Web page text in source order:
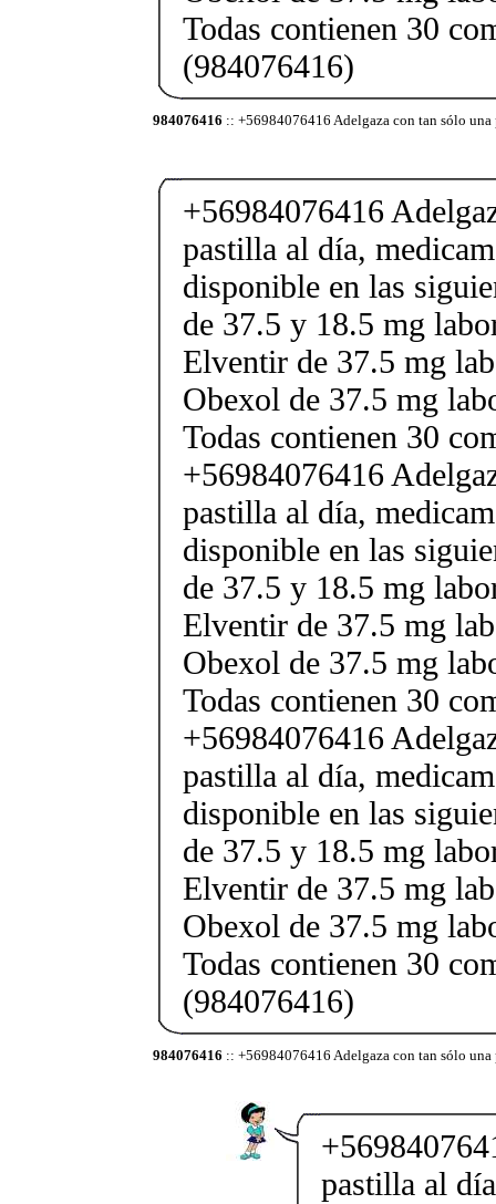
Todas contienen 30
(984076416)
984076416 :: +56984076416 Adelgaza con tan sólo
+56984076416
pastilla al día,
disponible en las
de 37.5 y 18.5 mg
Elventir de 37.5 mg
Obexol de 37.5 mg
Todas contienen 30
+56984076416
pastilla al día,
disponible en las
de 37.5 y 18.5 mg
Elventir de 37.5 mg
Obexol de 37.5 mg
Todas contienen 30
+56984076416
pastilla al día,
disponible en las
de 37.5 y 18.5 mg
Elventir de 37.5 mg
Obexol de 37.5 mg
Todas contienen 30
(984076416)
984076416 :: +56984076416 Adelgaza con tan sólo
pastilla al